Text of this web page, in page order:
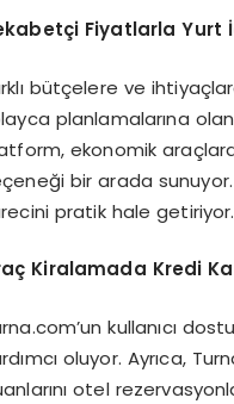
Fiyatlarla Yurt
bütçelere ve
planlamalarına
ekonomik
bir arada sunuyor.
pratik hale getiriyor.
Kiralamada Kredi
kullanıcı
oluyor. Ayrıca,
otel